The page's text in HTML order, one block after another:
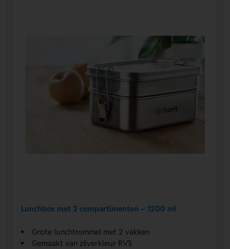
Lunchbox met 2 compartimenten – 1200 ml
Grote lunchtrommel met 2 vakken
Gemaakt van zilverkleur RVS